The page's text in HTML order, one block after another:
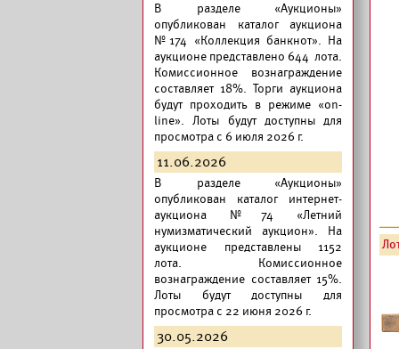
В разделе «Аукционы»
опубликован каталог аукциона
№174 «Коллекция банкнот». На
аукционе представлено 644 лота.
Комиссионное вознаграждение
составляет 18%. Торги аукциона
будут проходить в режиме «on-
line». Лоты будут доступны для
просмотра с 6 июля 2026 г.
11.06.2026
В разделе «Аукционы»
опубликован каталог интернет-
аукциона №74 «Летний
нумизматический аукцион». На
аукционе представлены 1152
лота. Комиссионное
вознаграждение составляет 15%.
Лоты будут доступны для
просмотра с 22 июня 2026 г.
30.05.2026